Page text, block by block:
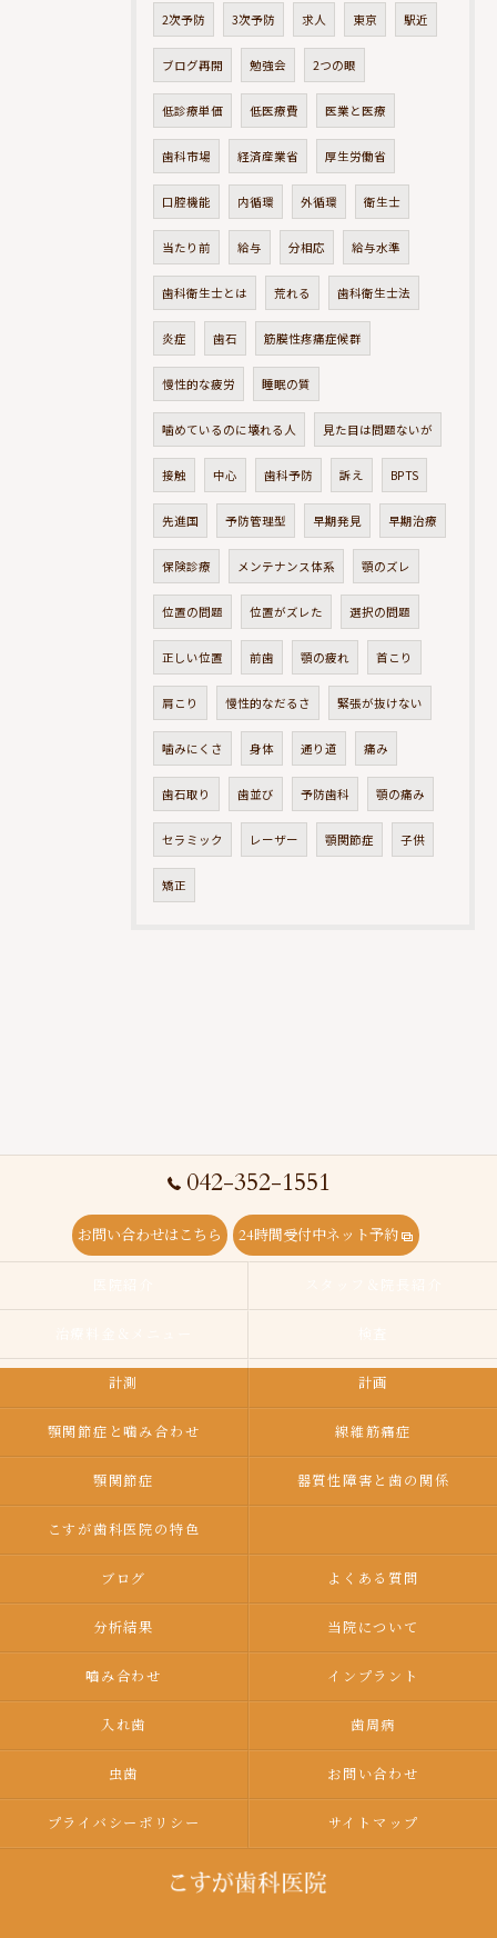
2次予防 3次予防 求人 東京 駅近
ブログ再開 勉強会 2つの眼
低診療単価 低医療費 医業と医療
歯科市場 経済産業省 厚生労働省
口腔機能 内循環 外循環 衛生士
当たり前 給与 分相応 給与水準
歯科衛生士とは 荒れる 歯科衛生士法
炎症 歯石 筋膜性疼痛症候群
慢性的な疲労 睡眠の質
噛めているのに壊れる人 見た目は問題ないが
接触 中心 歯科予防 訴え BPTS
先進国 予防管理型 早期発見 早期治療
保険診療 メンテナンス体系 顎のズレ
位置の問題 位置がズレた 選択の問題
正しい位置 前歯 顎の疲れ 首こり
肩こり 慢性的なだるさ 緊張が抜けない
噛みにくさ 身体 通り道 痛み
歯石取り 歯並び 予防歯科 顎の痛み
セラミック レーザー 顎関節症 子供
矯正
042-352-1551
お問い合わせはこちら 24時間受付中ネット予約
計測 計画
顎関節症と噛み合わせ 線維筋痛症
顎関節症 器質性障害と歯の関係
こすが歯科医院の特色
ブログ よくある質問
分析結果 当院について
嚙み合わせ インプラント
入れ歯 歯周病
虫歯 お問い合わせ
プライバシーポリシー サイトマップ